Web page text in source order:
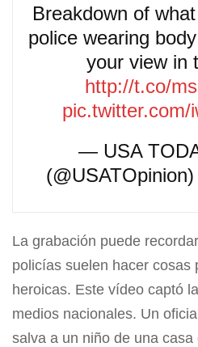
Breakdown of
police wearing
your view in
http://t.co/
pic.twitter.com/
— USA
(@USATOpinion)
La grabación puede
policías suelen hacer cosas
heroicas. Este vídeo captó
medios nacionales. Un
salva a un niño de una casa